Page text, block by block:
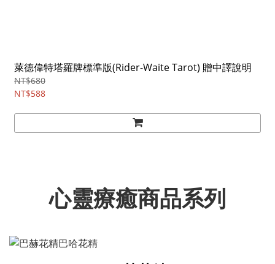
萊德偉特塔羅牌標準版(Rider-Waite Tarot) 贈中譯說明
NT$680
NT$588
心靈療癒商品系列